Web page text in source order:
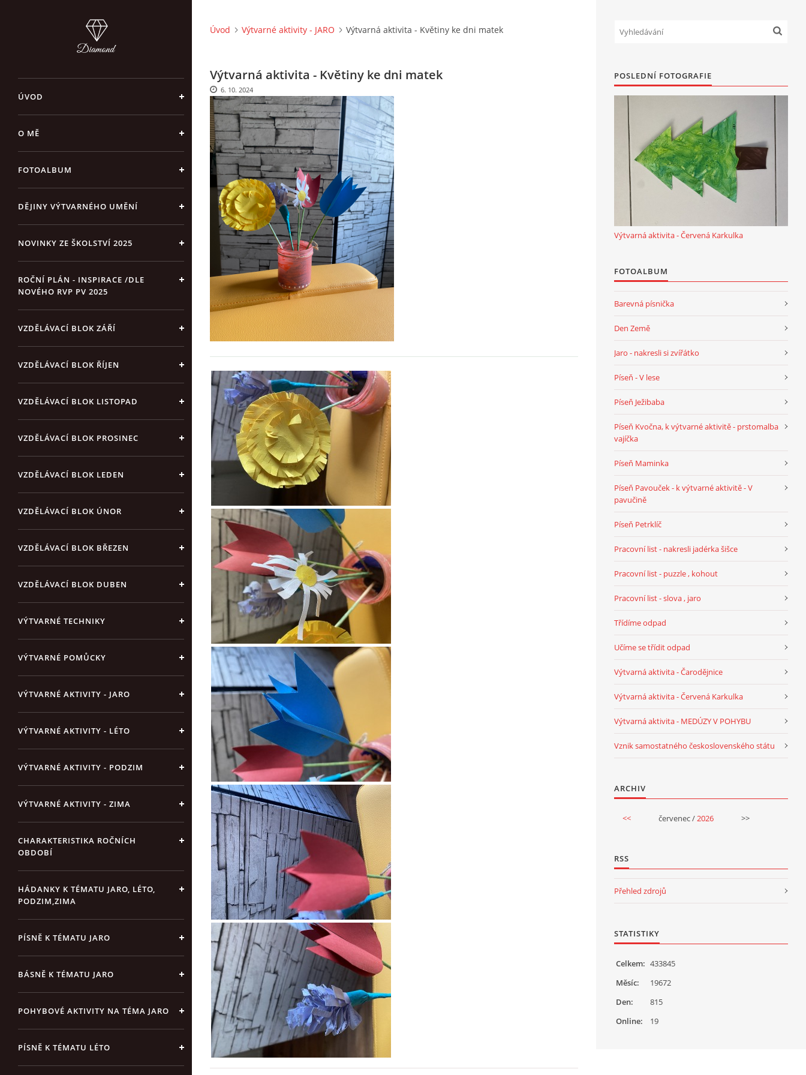
ÚVOD
O MĚ
FOTOALBUM
DĚJINY VÝTVARNÉHO UMĚNÍ
NOVINKY ZE ŠKOLSTVÍ 2025
ROČNÍ PLÁN - INSPIRACE /DLE
NOVÉHO RVP PV 2025
VZDĚLÁVACÍ BLOK ZÁŘÍ
VZDĚLÁVACÍ BLOK ŘÍJEN
VZDĚLÁVACÍ BLOK LISTOPAD
VZDĚLÁVACÍ BLOK PROSINEC
VZDĚLÁVACÍ BLOK LEDEN
VZDĚLÁVACÍ BLOK ÚNOR
VZDĚLÁVACÍ BLOK BŘEZEN
VZDĚLÁVACÍ BLOK DUBEN
VÝTVARNÉ TECHNIKY
VÝTVARNÉ POMŮCKY
VÝTVARNÉ AKTIVITY - JARO
VÝTVARNÉ AKTIVITY - LÉTO
VÝTVARNÉ AKTIVITY - PODZIM
VÝTVARNÉ AKTIVITY - ZIMA
CHARAKTERISTIKA ROČNÍCH
OBDOBÍ
HÁDANKY K TÉMATU JARO, LÉTO,
PODZIM,ZIMA
PÍSNĚ K TÉMATU JARO
BÁSNĚ K TÉMATU JARO
POHYBOVÉ AKTIVITY NA TÉMA JARO
PÍSNĚ K TÉMATU LÉTO
Úvod Výtvarné aktivity - JARO Výtvarná aktivita - Květiny ke dni matek
Výtvarná aktivita - Květiny ke dni matek
6. 10. 2024
POSLEDNÍ FOTOGRAFIE
Výtvarná aktivita - Červená Karkulka
FOTOALBUM
Barevná písnička
Den Země
Jaro - nakresli si zvířátko
Píseň - V lese
Píseň Ježibaba
Píseň Kvočna, k výtvarné aktivitě - prstomalba
vajíčka
Píseň Maminka
Píseň Pavouček - k výtvarné aktivitě - V
pavučině
Píseň Petrklíč
Pracovní list - nakresli jadérka šišce
Pracovní list - puzzle , kohout
Pracovní list - slova , jaro
Třídíme odpad
Učíme se třídit odpad
Výtvarná aktivita - Čarodějnice
Výtvarná aktivita - Červená Karkulka
Výtvarná aktivita - MEDÚZY V POHYBU
Vznik samostatného československého státu
ARCHIV
<< červenec / 2026 >>
RSS
Přehled zdrojů
STATISTIKY
Online: 19
Celkem: 433845
Měsíc:
19672
Den:
815